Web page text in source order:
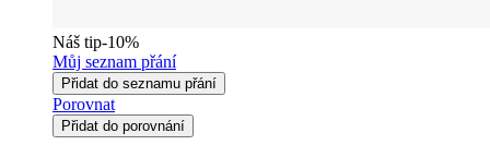
Náš tip-10%
Můj seznam přání
Přidat do seznamu přání
Porovnat
Přidat do porovnání